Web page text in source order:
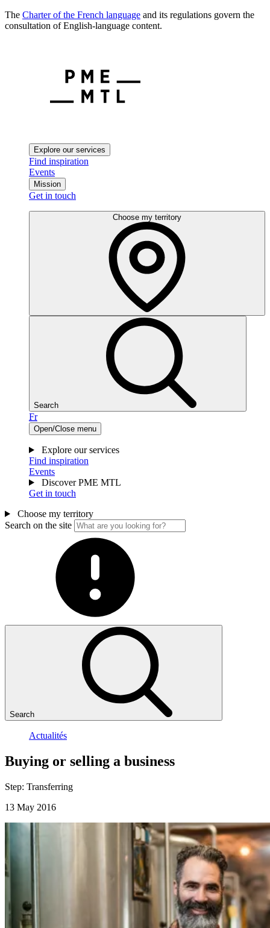
The Charter of the French language and its regulations govern the
consultation of English-language content.
Explore our services
Find inspiration
Events
Mission
Get in touch
Choose my territory
Search
Fr
Open/Close menu
Explore our services
Find inspiration
Events
Discover PME MTL
Get in touch
Choose my territory
Search on the site
Search
Actualités
Buying or selling a business
Step: Transferring
13 May 2016